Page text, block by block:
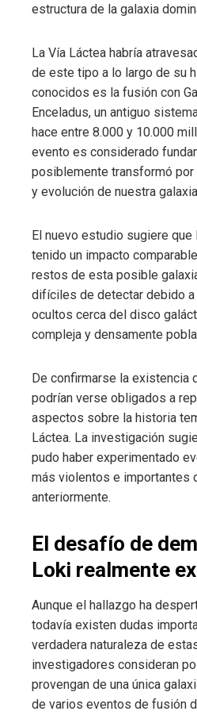
estructura de la galaxia
La Vía Láctea habría
de este tipo a lo largo de su
conocidos es la fusión con
Enceladus, un antiguo
hace entre 8.000 y 10.000
evento es considerado
posiblemente transformó
y evolución de nuestra
El nuevo estudio sugiere que
tenido un impacto
restos de esta posible
difíciles de detectar debido a
ocultos cerca del disco
compleja y densamente
De confirmarse la existencia
podrían verse obligados a
aspectos sobre la historia
Láctea. La investigación
pudo haber experimentado
más violentos e importantes
anteriormente.
El desafío de
Loki realmente
Aunque el hallazgo ha
todavía existen dudas
verdadera naturaleza de
investigadores consideran
provengan de una única
de varios eventos de fusión